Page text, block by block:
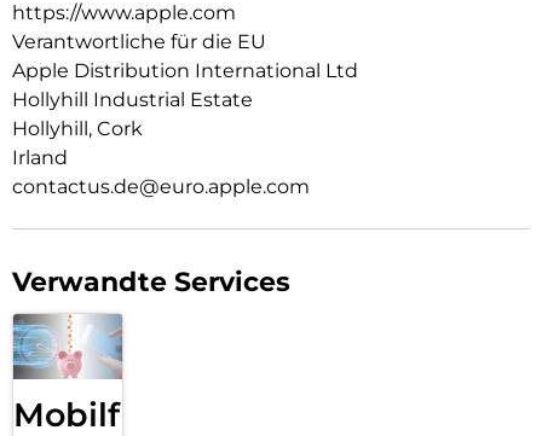
https://www.apple.com
Verantwortliche für die EU
Apple Distribution International Ltd
Hollyhill Industrial Estate
Hollyhill, Cork
Irland
contactus.de@euro.apple.com
Verwandte Services
Mobilfunk